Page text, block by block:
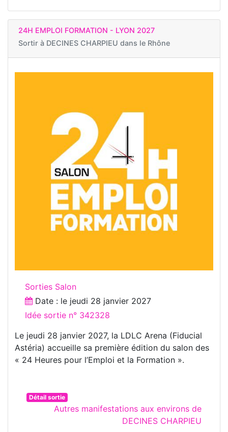
24H EMPLOI FORMATION - LYON 2027
Sortir à DECINES CHARPIEU dans le Rhône
Sorties Salon
Date : le jeudi 28 janvier 2027
Idée sortie n° 342328
Le jeudi 28 janvier 2027, la LDLC Arena (Fiducial
Astéria) accueille sa première édition du salon des
« 24 Heures pour l’Emploi et la Formation ».
Détail sortie
Autres manifestations aux environs de
DECINES CHARPIEU